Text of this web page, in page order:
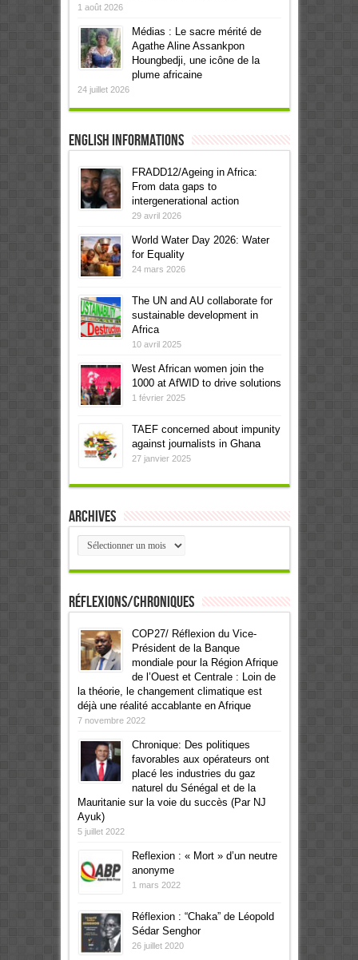
1 août 2026
Médias : Le sacre mérité de
Agathe Aline Assankpon
Houngbedji, une icône de la
plume africaine
24 juillet 2026
English informations
FRADD12/Ageing in Africa:
From data gaps to
intergenerational action
29 avril 2026
World Water Day 2026: Water
for Equality
24 mars 2026
The UN and AU collaborate for
sustainable development in
Africa
10 avril 2025
West African women join the
1000 at AfWID to drive solutions
1 février 2025
TAEF concerned about impunity
against journalists in Ghana
27 janvier 2025
Archives
Archives
Réflexions/Chroniques
COP27/ Réflexion du Vice-
Président de la Banque
mondiale pour la Région Afrique
de l’Ouest et Centrale : Loin de
la théorie, le changement climatique est
déjà une réalité accablante en Afrique
7 novembre 2022
Chronique: Des politiques
favorables aux opérateurs ont
placé les industries du gaz
naturel du Sénégal et de la
Mauritanie sur la voie du succès (Par NJ
Ayuk)
5 juillet 2022
Reflexion : « Mort » d’un neutre
anonyme
1 mars 2022
Réflexion : “Chaka” de Léopold
Sédar Senghor
26 juillet 2020